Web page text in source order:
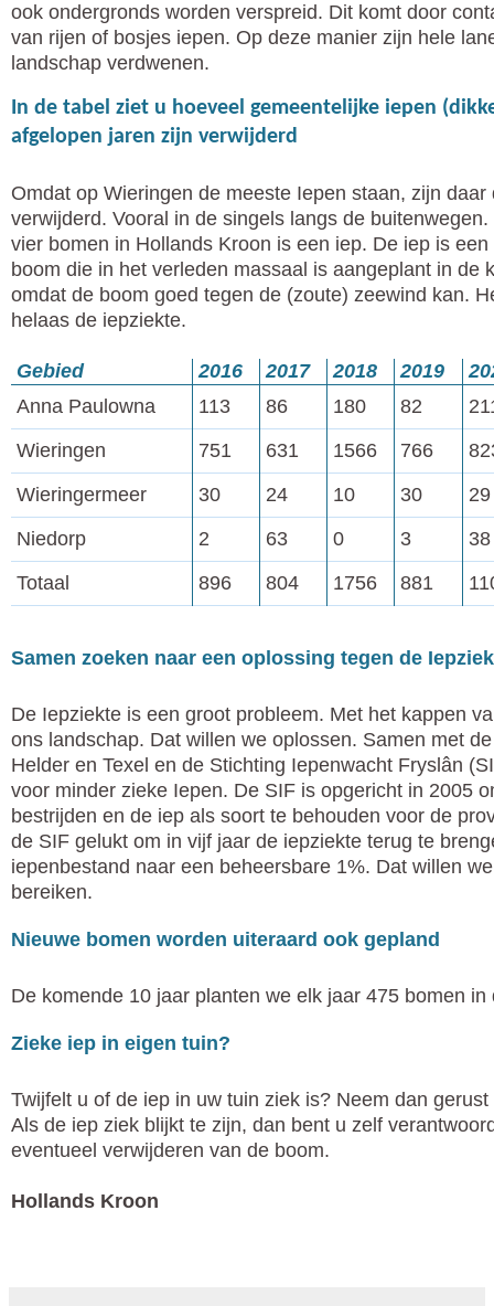
ook ondergronds worden verspreid. Dit komt door
van rijen of bosjes iepen. Op deze manier zijn hele
landschap verdwenen.
In de tabel ziet u hoeveel gemeentelijke iepen
afgelopen jaren zijn verwijderd
Omdat op Wieringen de meeste Iepen staan, zijn daar
verwijderd. Vooral in de singels langs de
vier bomen in Hollands Kroon is een iep. De iep is
boom die in het verleden massaal is aangeplant in de
omdat de boom goed tegen de (zoute) zeewind kan.
helaas de iepziekte.
Gebied 2016 2017 2018 2019
Anna Paulowna
113 86 180 82
Wieringen
751 631 1566 766
Wieringermeer
30 24 10 30
29
Niedorp
2 63 0 3
38
Totaal
896 804 1756 881
Samen zoeken naar een oplossing tegen de
De Iepziekte is een groot probleem. Met het kappen
ons landschap. Dat willen we oplossen. Samen met
Helder en Texel en de Stichting Iepenwacht Fryslân
voor minder zieke Iepen. De SIF is opgericht in 2005
bestrijden en de iep als soort te behouden voor de
de SIF gelukt om in vijf jaar de iepziekte terug te
iepenbestand naar een beheersbare 1%. Dat willen
bereiken.
Nieuwe bomen worden uiteraard ook gepland
De komende 10 jaar planten we elk jaar 475 bomen
Zieke iep in eigen tuin?
Twijfelt u of de iep in uw tuin ziek is? Neem dan gerust
Als de iep ziek blijkt te zijn, dan bent u zelf
eventueel verwijderen van de boom.
Hollands Kroon